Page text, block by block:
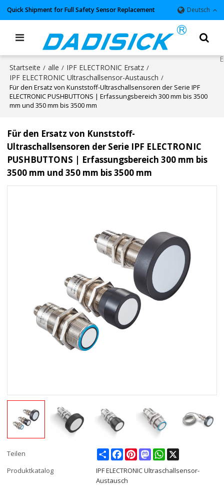
Quick Shipment for Full Safety Sensor Replacement Deutsch
Startseite / alle / IPF ELECTRONIC Ersatz /
IPF ELECTRONIC Ultraschallsensor-Austausch /
Für den Ersatz von Kunststoff-Ultraschallsensoren der Serie IPF
ELECTRONIC PUSHBUTTONS | Erfassungsbereich 300 mm bis 3500
mm und 350 mm bis 3500 mm
Für den Ersatz von Kunststoff-
Ultraschallsensoren der Serie IPF ELECTRONIC
PUSHBUTTONS | Erfassungsbereich 300 mm bis
3500 mm und 350 mm bis 3500 mm
Teilen ShareFacebookPinterestMastodonWhatsApp
Produktkatalog
IPF ELECTRONIC Ultraschallsensor-
Austausch